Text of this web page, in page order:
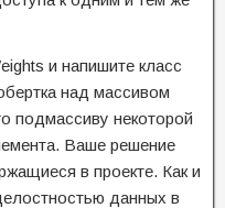
и напишите класс
над массивом
подмассиву некоторой
Ваше решение
в проекте. Как и
данных в